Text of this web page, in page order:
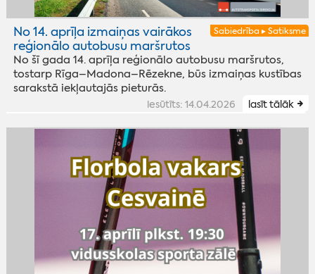
Sabiedrība ▸ Satiksme
No 14. aprīļa izmaiņas vairākos
reģionālo autobusu maršrutos
No šī gada 14. aprīļa reģionālo autobusu maršrutos,
tostarp Rīga–Madona–Rēzekne, būs izmaiņas kustības
sarakstā iekļautajās pieturās.
iesūtīts: 14.04.2026 lasīt tālāk